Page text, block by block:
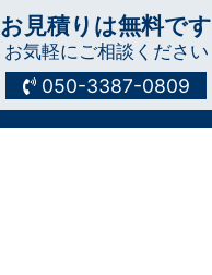
お見積りは無料です
お気軽にご相談ください
050-3387-0809